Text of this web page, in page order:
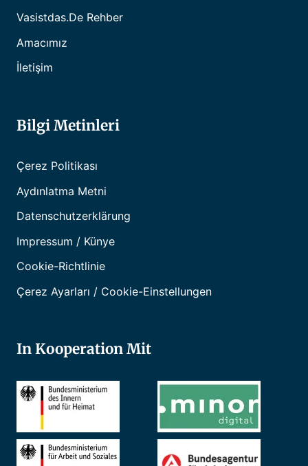
Vasistdas.de Rehber
Amacımız
İletişim
Bilgi Metinleri
Çerez Politikası
Aydınlatma Metni
Datenschutzerklärung
Impressum / Künye
Cookie-Richtlinie
Çerez Ayarları / Cookie-Einstellungen
In Kooperation Mit